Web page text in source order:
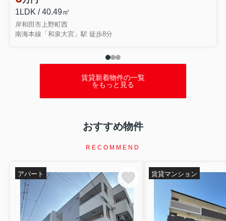
を行いました。講演では、住まいを失...
1LDK / 40.49㎡
岸和田市上野町西
南海本線「和泉大宮」駅 徒歩8分
賃貸新着物件の一覧
をもっと見る
おすすめ物件
RECOMMEND
アパート 賃貸マンション